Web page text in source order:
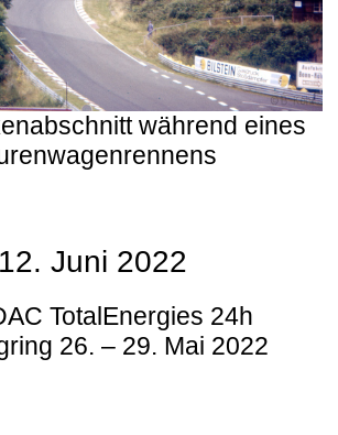
während eines
12. Juni 2022
TotalEnergies 24h
26. – 29. Mai 2022